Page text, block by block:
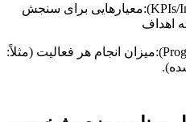
.۷٫ شاخص‌های ارزیابی (KPIs/Indicators):معیارهایی برای سنجش
اهداف
.۸٫ وضعیت پیشرفت (Progress/Status):میزان انجام هر فعالیت (مثلاً: